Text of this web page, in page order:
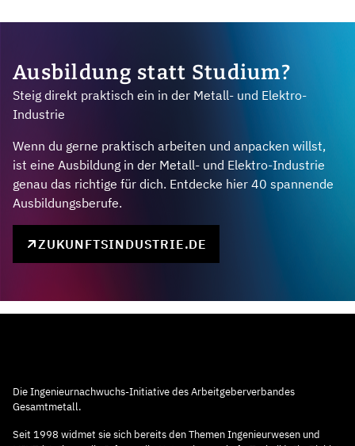
Ausbildung statt Studium?
Steig direkt praktisch ein in der Metall- und Elektro-
Industrie
Wenn du gerne praktisch arbeiten und anpacken willst,
ist eine Ausbildung in der Metall- und Elektro-Industrie
genau das richtige für dich. Entdecke hier 40 spannende
Ausbildungsberufe.
ZUKUNFTSINDUSTRIE.DE
Die Ingenieurnachwuchs-Initiative des Arbeitgeberverbandes
Gesamtmetall.
Seit 1998 widmet sie sich bereits den Themen Ingenieurwesen und